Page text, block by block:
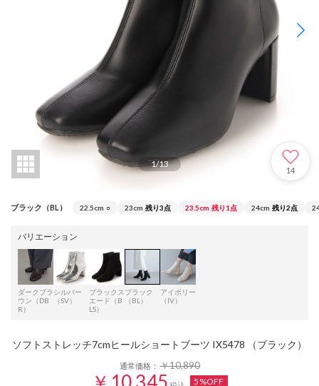
1/13
14
ブラック（BL） 22.5cm ○ 23cm 残り3点 23.5cm 残り1点 24cm 残り2点
バリエーション
ダークブラ
ウン（DB
R）
シルバー
（SV）
ブラックス
エード（B
LS）
ブラック
（BL）
アイボリー
（IV）
ソフトストレッチ7cmヒールショートブーツ IX5478 （ブラック）
通常価格：￥10,890
5%OFF